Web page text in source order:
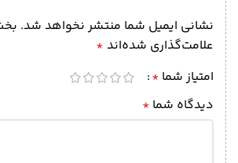
نشانی ایمیل شما منتشر نخواهد شد.
علامت‌گذاری شده‌اند *
امتیاز شما *
دیدگاه شما *